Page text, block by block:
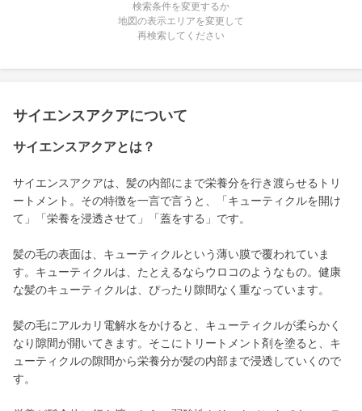
検索条件を変更するか
地図の表示エリアを変更して
再検索してください
サイエンスアクアについて
サイエンスアクアとは？
サイエンスアクアは、髪の内部にまで栄養分を行き渡らせるトリ
ートメント。その特徴を一言で言うと、「キューティクルを開け
て」「栄養を浸透させて」「蓋をする」です。
髪の毛の表面は、キューティクルという薄い膜で覆われていま
す。キューティクルは、たとえるならウロコのようなもの。健康
な髪のキューティクルは、ぴったり隙間なく重なっています。
髪の毛にアルカリ電解水をかけると、キューティクルが柔らかく
なり隙間が開いてきます。そこにトリートメント剤を塗ると、キ
ューティクルの隙間から栄養分が髪の内部まで浸透していくので
す。